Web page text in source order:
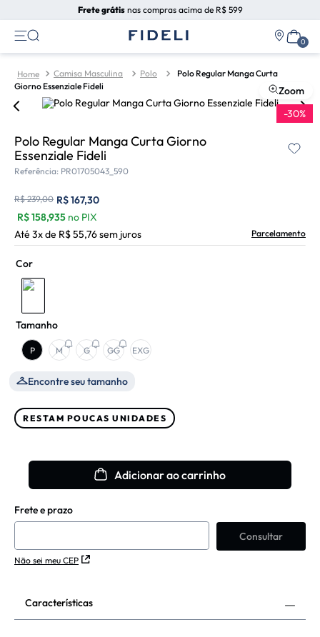
Frete grátisnas compras acima de R$ 599
Camisa Masculina Polo
Polo Regular Manga Curta
Giorno Essenziale Fideli
-30%
Zoom
Polo Regular Manga Curta Giorno
Essenziale Fideli
Referência: PR01705043_590
R$ 239,00 R$167,30
R$158,935 no PIX
Até 3x de R$55,76sem juros Parcelamento
Tamanho
P M G GG EXG
Encontre seu tamanho
Cor
RESTAM POUCAS UNIDADES
Adicionar ao carrinho
Não sei meu CEP
Características